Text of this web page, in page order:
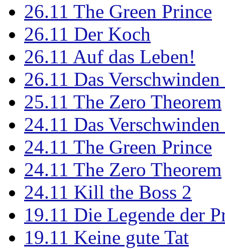
26.11 The Green Prince
26.11 Der Koch
26.11 Auf das Leben!
26.11 Das
25.11 The Zero Theorem
24.11 Das
24.11 The Green Prince
24.11 The Zero Theorem
24.11 Kill the Boss 2
19.11 Die Legende der
19.11 Keine gute Tat